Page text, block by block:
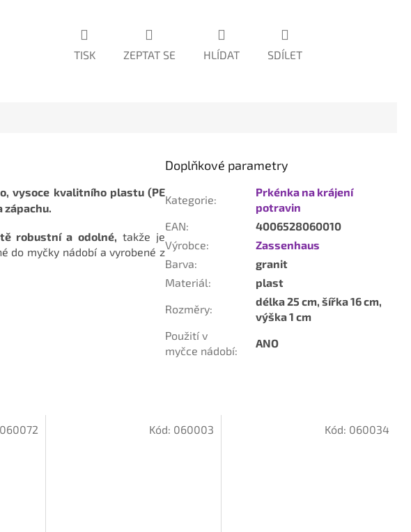
TISK ZEPTAT SE HLÍDAT SDÍLET
vysoce kvalitního plastu (PE
zápachu.
robustní a odolné, takže je
do myčky nádobí avyrobené z
Doplňkové parametry
Kategorie:
Prkénka na krájení
potravin
EAN:
4006528060010
Výrobce:
Zassenhaus
Barva:
granit
Materiál:
plast
Rozměry:
délka 25 cm, šířka 16 cm,
výška 1 cm
Použití v
myčce nádobí:
ANO
060072 Kód: 060003 Kód: 060034